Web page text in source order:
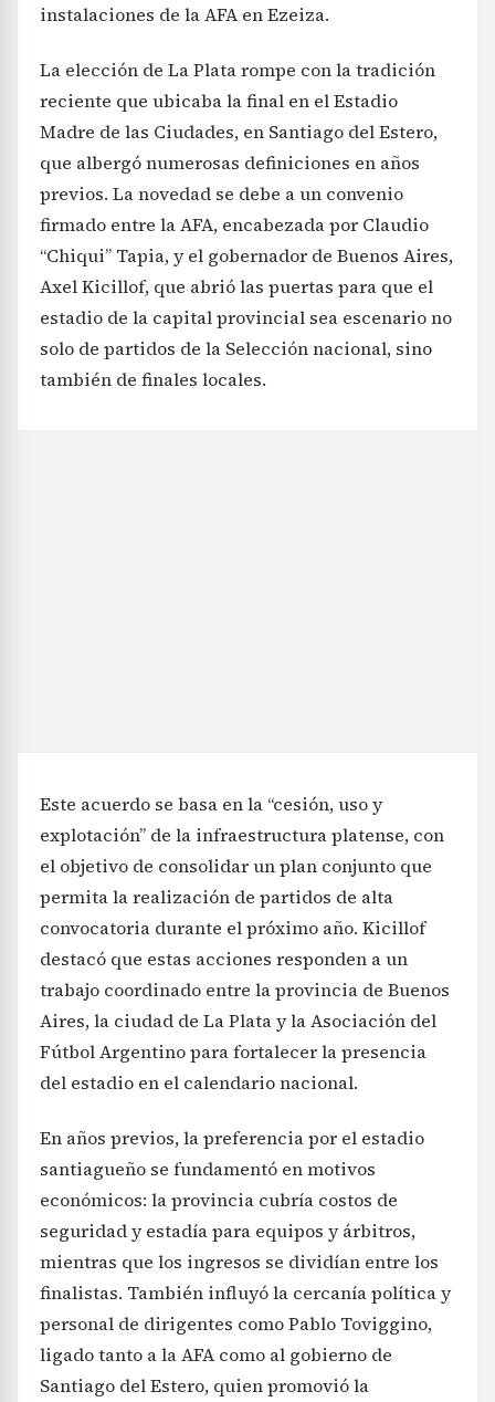
instalaciones de la AFA en Ezeiza.
La elección de La Plata rompe con la tradición
reciente que ubicaba la final en el Estadio
Madre de las Ciudades, en Santiago del Estero,
que albergó numerosas definiciones en años
previos. La novedad se debe a un convenio
firmado entre la AFA, encabezada por Claudio
“Chiqui” Tapia, y el gobernador de Buenos Aires,
Axel Kicillof, que abrió las puertas para que el
estadio de la capital provincial sea escenario no
solo de partidos de la Selección nacional, sino
también de finales locales.
Este acuerdo se basa en la “cesión, uso y
explotación” de la infraestructura platense, con
el objetivo de consolidar un plan conjunto que
permita la realización de partidos de alta
convocatoria durante el próximo año. Kicillof
destacó que estas acciones responden a un
trabajo coordinado entre la provincia de Buenos
Aires, la ciudad de La Plata y la Asociación del
Fútbol Argentino para fortalecer la presencia
del estadio en el calendario nacional.
En años previos, la preferencia por el estadio
santiagueño se fundamentó en motivos
económicos: la provincia cubría costos de
seguridad y estadía para equipos y árbitros,
mientras que los ingresos se dividían entre los
finalistas. También influyó la cercanía política y
personal de dirigentes como Pablo Toviggino,
ligado tanto a la AFA como al gobierno de
Santiago del Estero, quien promovió la